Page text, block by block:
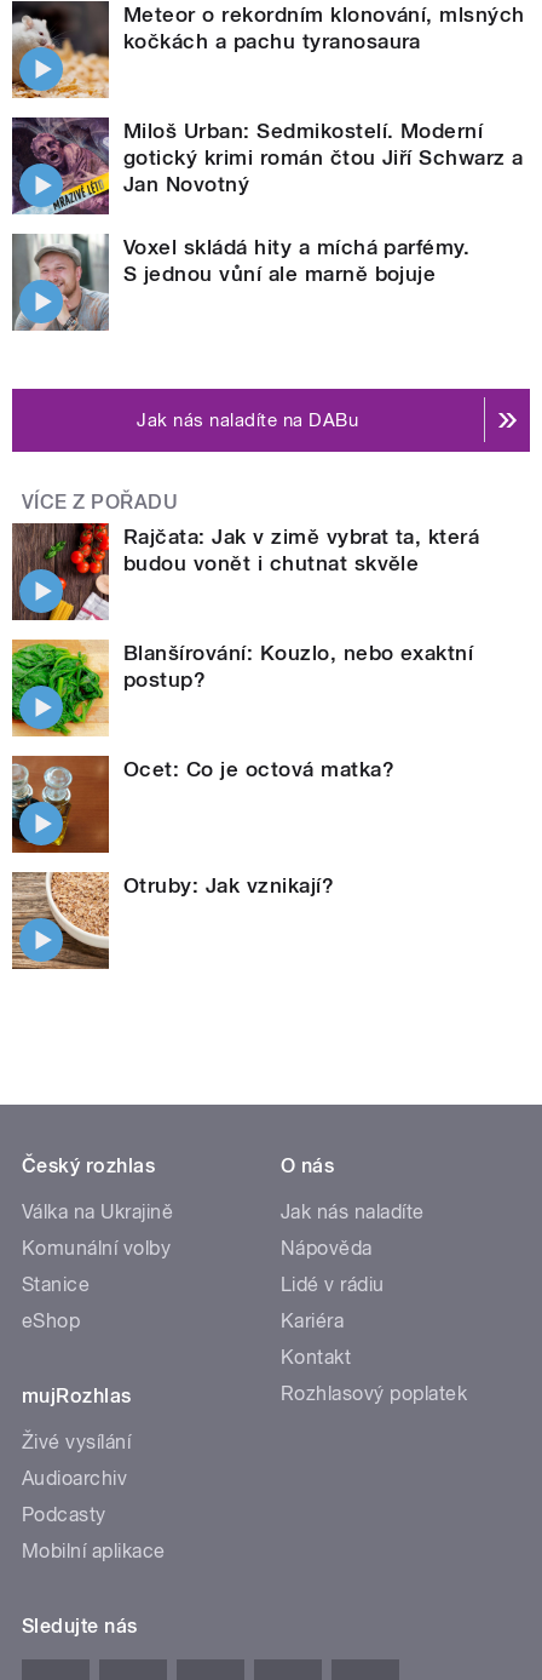
Meteor o rekordním klonování, mlsných
kočkách a pachu tyranosaura
Miloš Urban: Sedmikostelí. Moderní
gotický krimi román čtou Jiří Schwarz a
Jan Novotný
Voxel skládá hity a míchá parfémy.
S jednou vůní ale marně bojuje
Jak nás naladíte na DABu
VÍCE Z POŘADU
Rajčata: Jak v zimě vybrat ta, která
budou vonět i chutnat skvěle
Blanšírování: Kouzlo, nebo exaktní
postup?
Ocet: Co je octová matka?
Otruby: Jak vznikají?
Český rozhlas
Válka na Ukrajině
Komunální volby
Stanice
eShop
mujRozhlas
Živé vysílání
Audioarchiv
Podcasty
Mobilní aplikace
O nás
Jak nás naladíte
Nápověda
Lidé v rádiu
Kariéra
Kontakt
Rozhlasový poplatek
Sledujte nás